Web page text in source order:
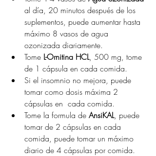
al día, 20 minutos después de los
suplementos, puede aumentar hasta
máximo 8 vasos de agua
ozonizada diariamente.
Tome L-Ornitina HCL, 500 mg, tome
de 1 cápsula en cada comida.
Si el insomnio no mejora, puede
tomar como dosis máxima 2
cápsulas en  cada comida.
Tome la formula de AnsiKAL, puede
tomar de 2 cápsulas en cada
comida, puede tomar un máximo
diario de 4 cápsulas por comida.